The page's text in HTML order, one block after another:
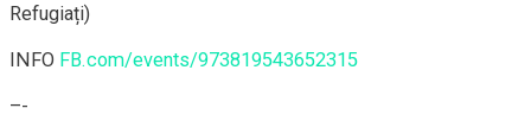
Refugiați)
INFO FB.com/events/973819543652315
–-